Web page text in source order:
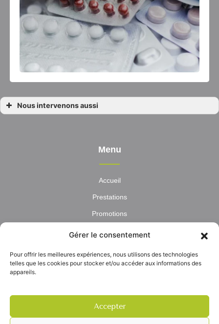
Gérer le consentement
Pour offrir les meilleures expériences, nous utilisons des technologies
telles que les cookies pour stocker et/ou accéder aux informations des
appareils.
Accepter
Nous intervenons aussi
Menu
Accueil
Prestations
Promotions
Contact